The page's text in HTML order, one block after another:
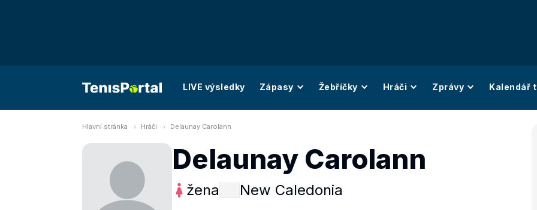
LIVE výsledky Zápasy Žebříčky Hráči Zprávy Kalendář
Hlavní stránka Hráči Delaunay Carolann
Delaunay Carolann
žena New Caledonia